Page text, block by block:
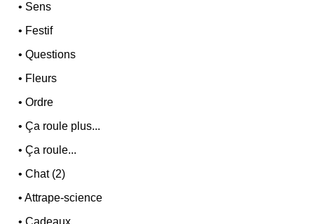
• Sens
• Festif
•Questions
• Fleurs
•Ordre
•Ça roule plus...
•Ça roule...
•Chat (2)
•Attrape-science